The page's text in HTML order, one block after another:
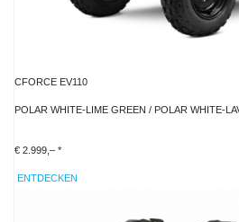
CFORCE EV110
POLAR WHITE-LIME GREEN / POLAR WHITE-
€ 2.999,– *
ENTDECKEN